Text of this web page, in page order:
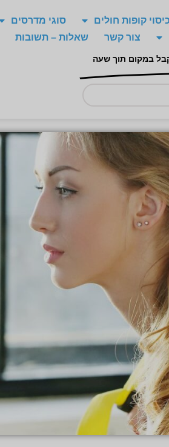
כיסוי קופות חולים סוגי מדרסים
צור קשר שאלות – תשובות
במקום תוך שעה